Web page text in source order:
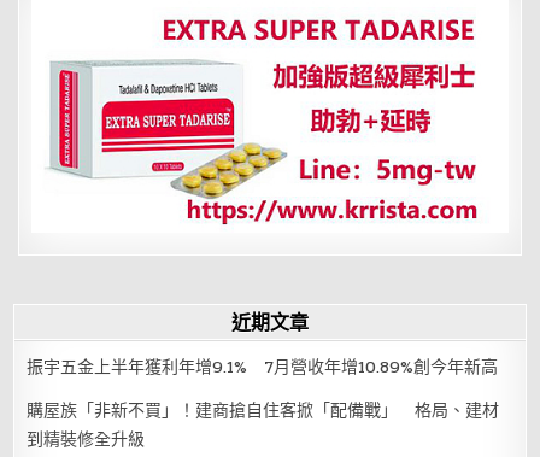
壯
年
外
移…
高
雄
沒
落
了？
近期文章
振宇五金上半年獲利年增9.1% 7月營收年增10.89%創今年新高
購屋族「非新不買」！建商搶自住客掀「配備戰」 格局、建材
到精裝修全升級